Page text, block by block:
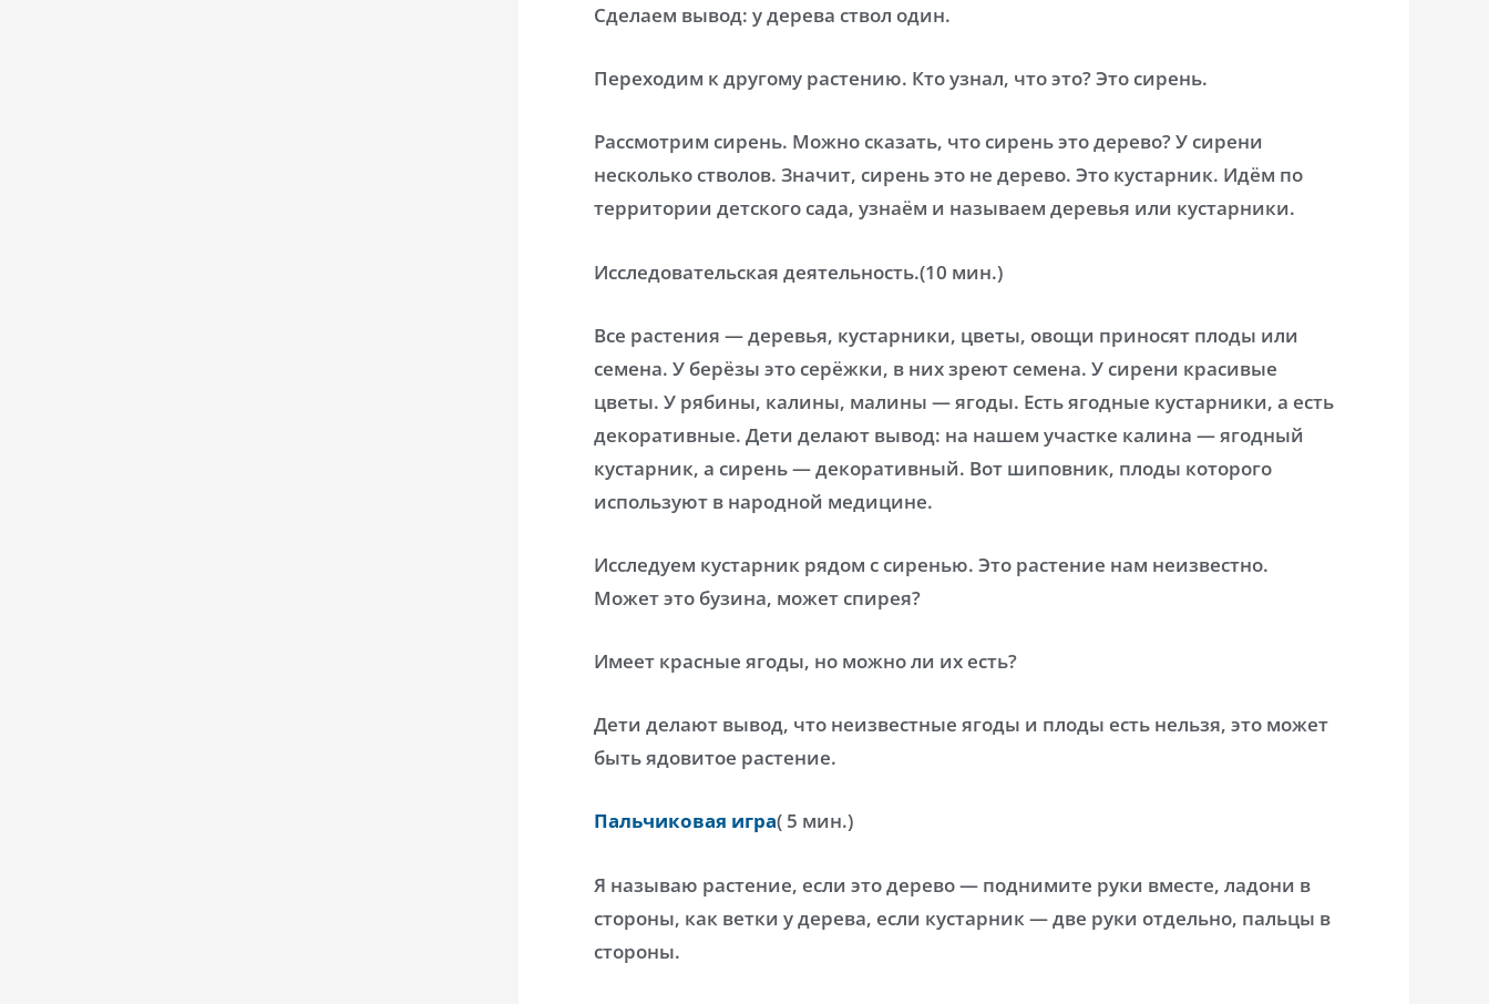
Сделаем вывод: у дерева ствол один.
Переходим к другому растению. Кто узнал, что это? Это сирень.
Рассмотрим сирень. Можно сказать, что сирень это дерево? У сирени
несколько стволов. Значит, сирень это не дерево. Это кустарник. Идём по
территории детского сада, узнаём и называем деревья или кустарники.
Исследовательская деятельность.(10 мин.)
Все растения — деревья, кустарники, цветы, овощи приносят плоды или
семена. У берёзы это серёжки, в них зреют семена. У сирени красивые
цветы. У рябины, калины, малины — ягоды. Есть ягодные кустарники, а есть
декоративные. Дети делают вывод: на нашем участке калина — ягодный
кустарник, а сирень — декоративный. Вот шиповник, плоды которого
используют в народной медицине.
Исследуем кустарник рядом с сиренью. Это растение нам неизвестно.
Может это бузина, может спирея?
Имеет красные ягоды, но можно ли их есть?
Дети делают вывод, что неизвестные ягоды и плоды есть нельзя, это может
быть ядовитое растение.
Пальчиковая игра( 5 мин.)
Я называю растение, если это дерево — поднимите руки вместе, ладони в
стороны, как ветки у дерева, если кустарник — две руки отдельно, пальцы в
стороны.